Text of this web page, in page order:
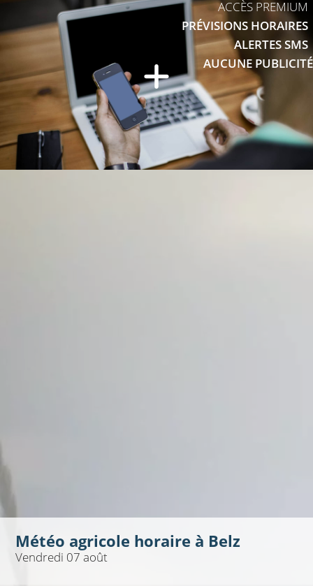
ACCÈS PREMIUM
PRÉVISIONS HORAIRES
ALERTES SMS
AUCUNE PUBLICITÉ
Météo agricole horaire à Belz
Vendredi 07 août